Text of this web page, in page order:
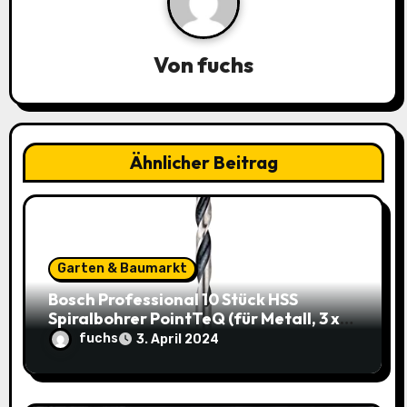
i
g
a
o
Vonfuchs
Ähnlicher Beitrag
Garten & Baumarkt
Bosch Professional 10 Stück HSS
Spiralbohrer PointTeQ (für Metall, 3 x
33 x 61 mm) – Top Deal: 3,49€ statt
8,48€
fuchs 3. April 2024